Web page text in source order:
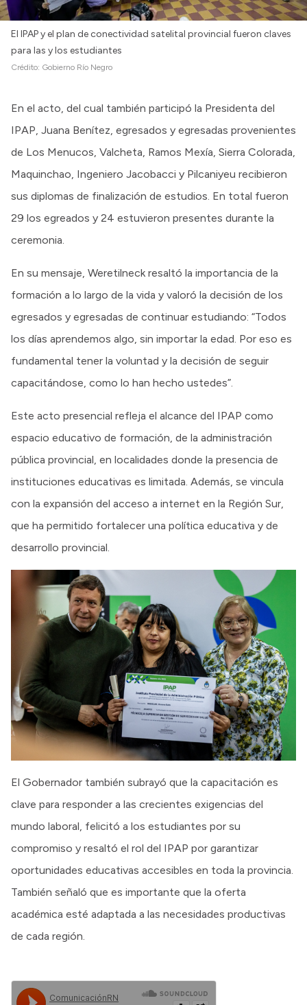
El IPAP y el plan de conectividad satelital provincial fueron claves
para las y los estudiantes
Crédito: Gobierno Río Negro
En el acto, del cual también participó la Presidenta del
IPAP, Juana Benítez, egresados y egresadas provenientes
de Los Menucos, Valcheta, Ramos Mexía, Sierra Colorada,
Maquinchao, Ingeniero Jacobacci y Pilcaniyeu recibieron
sus diplomas de finalización de estudios. En total fueron
29 los egreados y 24 estuvieron presentes durante la
ceremonia.
En su mensaje, Weretilneck resaltó la importancia de la
formación a lo largo de la vida y valoró la decisión de los
egresados y egresadas de continuar estudiando: “Todos
los días aprendemos algo, sin importar la edad. Por eso es
fundamental tener la voluntad y la decisión de seguir
capacitándose, como lo han hecho ustedes”.
Este acto presencial refleja el alcance del IPAP como
espacio educativo de formación, de la administración
pública provincial, en localidades donde la presencia de
instituciones educativas es limitada. Además, se vincula
con la expansión del acceso a internet en la Región Sur,
que ha permitido fortalecer una política educativa y de
desarrollo provincial.
El Gobernador también subrayó que la capacitación es
clave para responder a las crecientes exigencias del
mundo laboral, felicitó a los estudiantes por su
compromiso y resaltó el rol del IPAP por garantizar
oportunidades educativas accesibles en toda la provincia.
También señaló que es importante que la oferta
académica esté adaptada a las necesidades productivas
de cada región.